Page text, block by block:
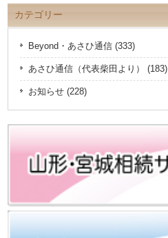
カテゴリー
Beyond・あさひ通信 (333)
あさひ通信（代表柴田より） (183)
お知らせ (228)